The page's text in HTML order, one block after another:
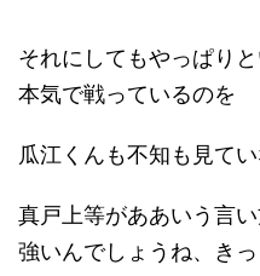
それにしてもやっぱり
本気で戦っているのを
瓜江くんも不知も見てい
真戸上等がああいう言
強いんでしょうね、きっ